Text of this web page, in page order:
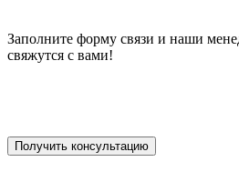
Заполните форму связи и наши
свяжутся с вами!
Получить консультацию